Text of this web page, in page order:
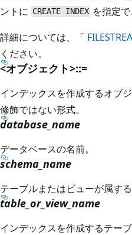
ントに CREATE INDEX を指定で
詳細については、「
ください。
<オブジェクト>::=
インデックスを作成するオブ
修飾ではない形式。
database_name
データベースの名前。
schema_name
テーブルまたはビューが属す
table_or_view_name
インデックスを作成するテー